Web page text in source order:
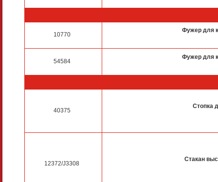
10770
Фужер для
54584
Фужер для
40375
Стопка
12372/J3308
Стакан